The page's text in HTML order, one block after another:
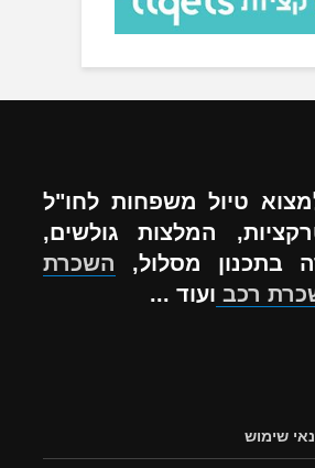
טיול משפחות לחו"ל
המלצות גולשים,
בתכנון מסלול, השכרת
רכב ועוד ...
שימוש